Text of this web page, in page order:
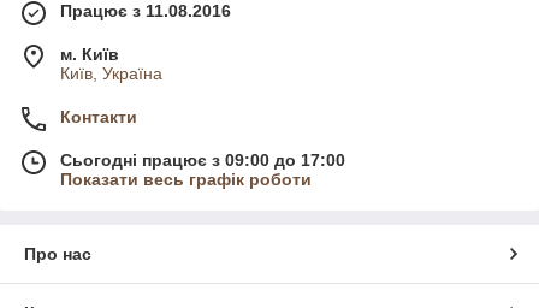
Працює з 11.08.2016
м. Київ
Київ, Україна
Контакти
Сьогодні працює з 09:00 до 17:00
Показати весь графік роботи
Про нас